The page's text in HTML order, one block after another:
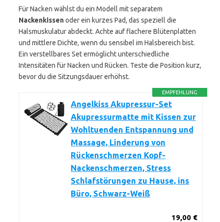
Für Nacken wählst du ein Modell mit separatem
Nackenkissenoder ein kurzes Pad, das speziell die
Halsmuskulatur abdeckt. Achte auf flachere Blütenplatten
und mittlere Dichte, wenn du sensibel im Halsbereich bist.
Ein verstellbares Set ermöglicht unterschiedliche
Intensitäten für Nacken und Rücken. Teste die Position kurz,
bevor du die Sitzungsdauer erhöhst.
EMPFEHLUNG
Angelkiss Akupressur-Set
Akupressurmatte mit Kissen zur
Wohltuenden Entspannung und
Massage, Linderung von
Rückenschmerzen Kopf-
Nackenschmerzen, Stress
Schlafstörungen zu Hause, ins
Büro, Schwarz-Weiß
19,00 €